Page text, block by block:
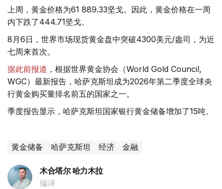
上周，黄金价格为61 889.33坚戈。因此，黄金价格在一周
内下跌了444.71坚戈。
8月6日，世界市场现货黄金盘中突破4300美元/盎司，为近
七周来首次。
据此前报道 ，根据世界黄金协会（World Gold Council,
WGC）最新报告，哈萨克斯坦成为2026年第二季度全球央
行黄金购买量排名前五的国家之一。
季度报告显示，哈萨克斯坦国家银行黄金储备增加了15吨。
黄金储备 哈萨克斯坦 经济 金融
木合塔尔 哈力木拉
编译